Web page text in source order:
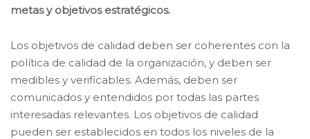
metas y objetivos estratégicos.
Los objetivos de calidad deben ser coherentes con la
política de calidad de la organización, y deben ser
medibles y verificables. Además, deben ser
comunicados y entendidos por todas las partes
interesadas relevantes. Los objetivos de calidad
pueden ser establecidos en todos los niveles de la